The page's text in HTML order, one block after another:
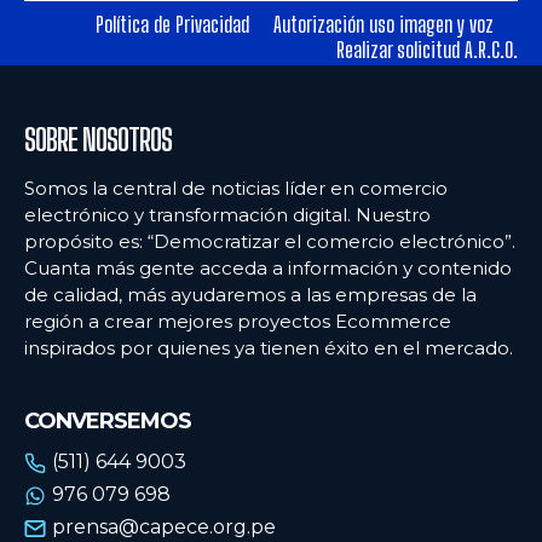
Ecommercenews
ARGENTINA
BOLIVIA
CHILE
COLOMBIA
ECUADOR
URUGUAY
VENEZUELA
Ecommercenews
ARGENTINA
BOLIVIA
CHILE
COLOMBIA
ECUADOR
URUGUAY
VENEZUELA
Política de Privacidad
Autorización uso imagen y voz
Realizar solicitud A.R.C.O.
SOBRE NOSOTROS
Somos la central de noticias líder en comercio
electrónico y transformación digital. Nuestro
propósito es: “Democratizar el comercio electrónico”.
Cuanta más gente acceda a información y contenido
de calidad, más ayudaremos a las empresas de la
región a crear mejores proyectos Ecommerce
inspirados por quienes ya tienen éxito en el mercado.
CONVERSEMOS
(511) 644 9003
976 079 698
prensa@capece.org.pe